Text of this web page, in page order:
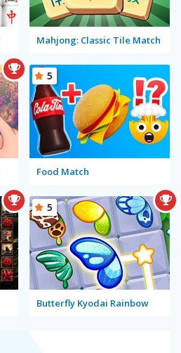
Mahjong: Classic Tile Match
Food Match
5
Butterfly Kyodai Rainbow
5